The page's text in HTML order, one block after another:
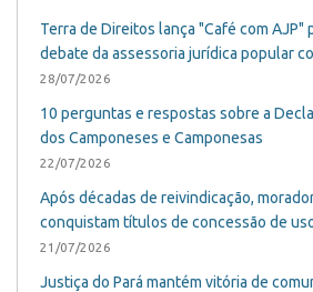
Terra de Direitos lança "Café com AJP"
debate da assessoria jurídica popular
28/07/2026
10 perguntas e respostas sobre a
dos Camponeses e Camponesas
22/07/2026
Após décadas de reivindicação,
conquistam títulos de concessão de
21/07/2026
Justiça do Pará mantém vitória de